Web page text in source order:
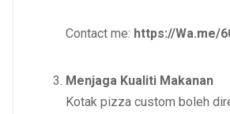
Contact me: https://Wa.me/
Menjaga Kualiti Makanan
Kotak pizza custom boleh